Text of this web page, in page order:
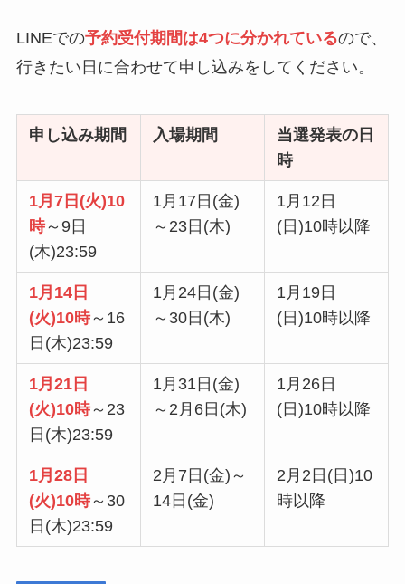
LINEでの予約受付期間は4つに分かれているので、
行きたい日に合わせて申し込みをしてください。
申し込み期間 入場期間
当選発表の日
時
1月7日(火)10
時～9日
(木)23:59
1月17日(金)
～23日(木)
1月12日
(日)10時以降
1月14日
(火)10時～16
日(木)23:59
1月24日(金)
～30日(木)
1月19日
(日)10時以降
1月21日
(火)10時～23
日(木)23:59
1月31日(金)
～2月6日(木)
1月26日
(日)10時以降
1月28日
(火)10時～30
日(木)23:59
2月7日(金)～
14日(金)
2月2日(日)10
時以降